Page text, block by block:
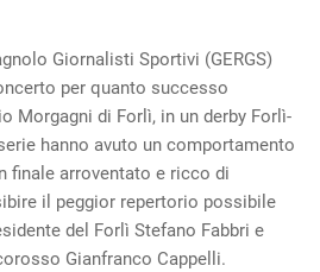
Giornalisti Sportivi (GERGS)
per quanto successo
Morgagni di Forlì, in un derby Forlì-
hanno avuto un comportamento
finale arroventato e ricco di
il peggior repertorio possibile
del Forlì Stefano Fabbri e
Gianfranco Cappelli.